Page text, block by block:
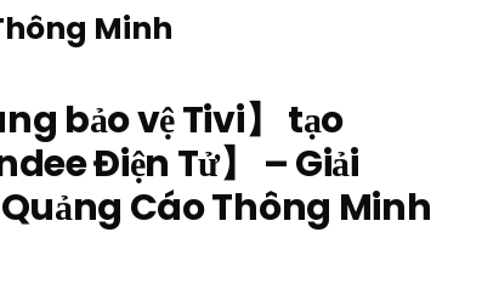
Minh
bảo vệ Tivi】 tạo
Điện Tử】 – Giải
Cáo Thông Minh